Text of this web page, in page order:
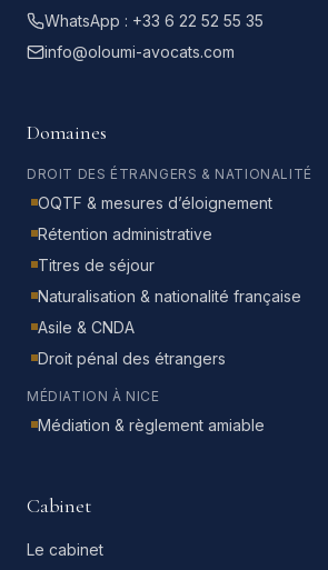
WhatsApp : +33 6 22 52 55 35
info@oloumi-avocats.com
Domaines
DROIT DES ÉTRANGERS & NATIONALITÉ
OQTF & mesures d’éloignement
Rétention administrative
Titres de séjour
Naturalisation & nationalité française
Asile & CNDA
Droit pénal des étrangers
MÉDIATION À NICE
Médiation & règlement amiable
Cabinet
Le cabinet